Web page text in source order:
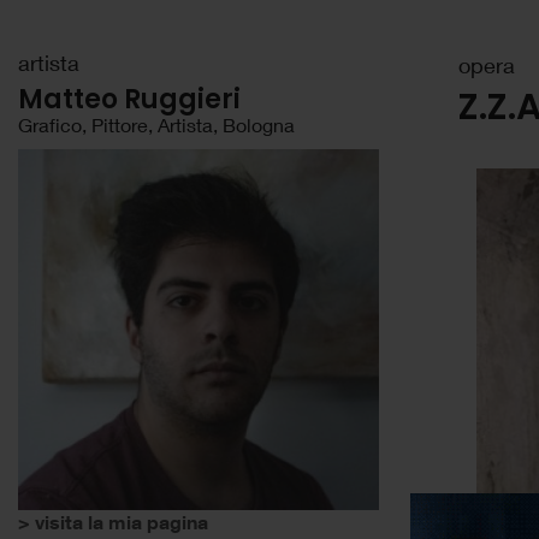
opera
artista
Matteo Ruggieri
Grafico, Pittore, Artista, Bologna
> visita la mia pagina